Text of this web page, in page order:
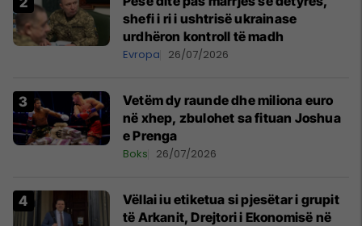
shefi i ri i ushtrisë ukrainase
urdhëron kontroll të madh
Evropa 26/07/2026
Vetëm dy raunde dhe miliona euro
në xhep, zbulohet sa fituan Joshua
e Prenga
Boks 26/07/2026
Vëllai iu etiketua si pjesëtar i grupit
të Arkanit, Drejtori i Ekonomisë në